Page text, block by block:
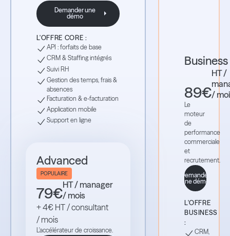
Demander une démo
Demander une
démo
L'OFFRE CORE :
API : forfaits de base
CRM & Staffing intégrés
Suivi RH
Gestion des temps, frais &
absences
Facturation & e-facturation
Application mobile
Support en ligne
Advanced
POPULAIRE
79€HT / manager
/ mois
+ 4€ HT / consultant
/ mois
L'accélérateur de croissance.
Business
89€
HT /
/
Le
moteur
de
performance
commerciale
et
recrutement.
Demander
une démo
L'OFFRE
BUSINESS
:
CRM,